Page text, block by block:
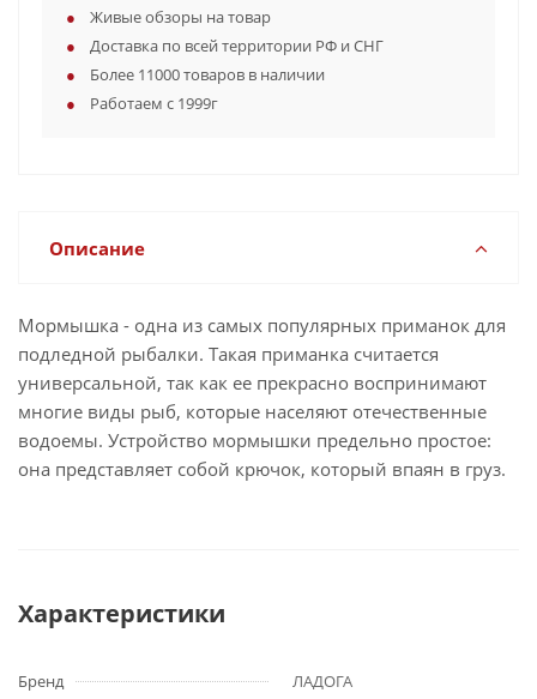
Живые обзоры на товар
Доставка по всей территории РФ и СНГ
Более 11000 товаров в наличии
Работаем с 1999г
Описание
Мормышка - одна из самых популярных приманок для
подледной рыбалки. Такая приманка считается
универсальной, так как ее прекрасно воспринимают
многие виды рыб, которые населяют отечественные
водоемы. Устройство мормышки предельно простое:
она представляет собой крючок, который впаян в груз.
Характеристики
Бренд ЛАДОГА